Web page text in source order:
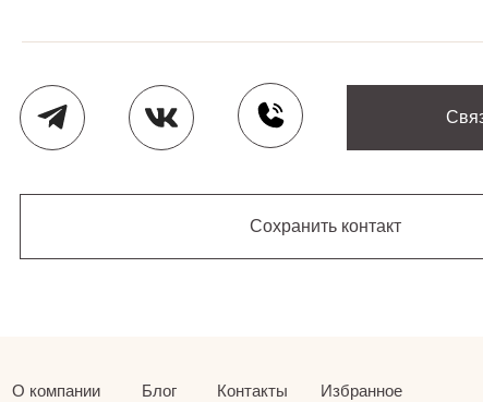
Сохранить контакт
О компании Блог Контакты Избранное